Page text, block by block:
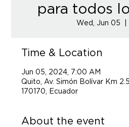
para todos
Wed, Jun 05
Time & Location
Jun 05, 2024, 7:00 AM
Quito, Av. Simón Bolívar Km
170170, Ecuador
About the event